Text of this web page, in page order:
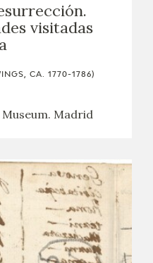
visitadas
CA. 1770-1786)
Madrid